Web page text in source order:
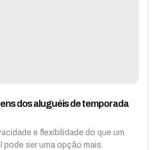
dos aluguéis de temporada
e flexibilidade do que um
pode ser uma opção mais